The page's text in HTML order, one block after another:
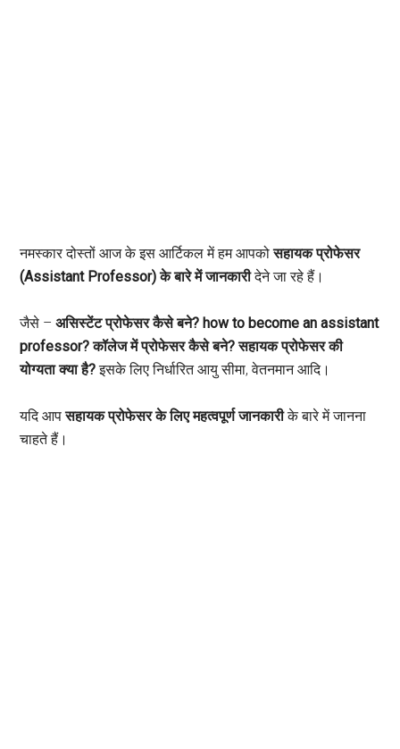
नमस्कार दोस्तों आज के इस आर्टिकल में हम आपकोसहायक प्रोफेसर
(Assistant Professor) के बारे में जानकारीदेने जा रहे हैं।
जैसे –असिस्टेंट प्रोफेसर कैसे बने? how to become an assistant
professor? कॉलेज में प्रोफेसर कैसे बने? सहायक प्रोफेसर की
योग्यता क्या है?इसके लिए निर्धारित आयु सीमा, वेतनमान आदि।
यदि आपसहायक प्रोफेसर के लिए महत्वपूर्ण जानकारीके बारे में जानना
चाहते हैं।